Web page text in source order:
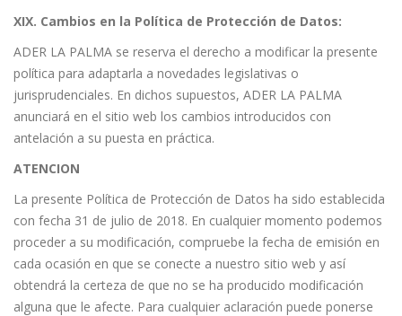
XIX. Cambios en la Política de Protección de Datos:
ADER LA PALMA se reserva el derecho a modificar la presente
política para adaptarla a novedades legislativas o
jurisprudenciales. En dichos supuestos, ADER LA PALMA
anunciará en el sitio web los cambios introducidos con
antelación a su puesta en práctica.
ATENCION
La presente Política de Protección de Datos ha sido establecida
con fecha 31 de julio de 2018. En cualquier momento podemos
proceder a su modificación, compruebe la fecha de emisión en
cada ocasión en que se conecte a nuestro sitio web y así
obtendrá la certeza de que no se ha producido modificación
alguna que le afecte. Para cualquier aclaración puede ponerse